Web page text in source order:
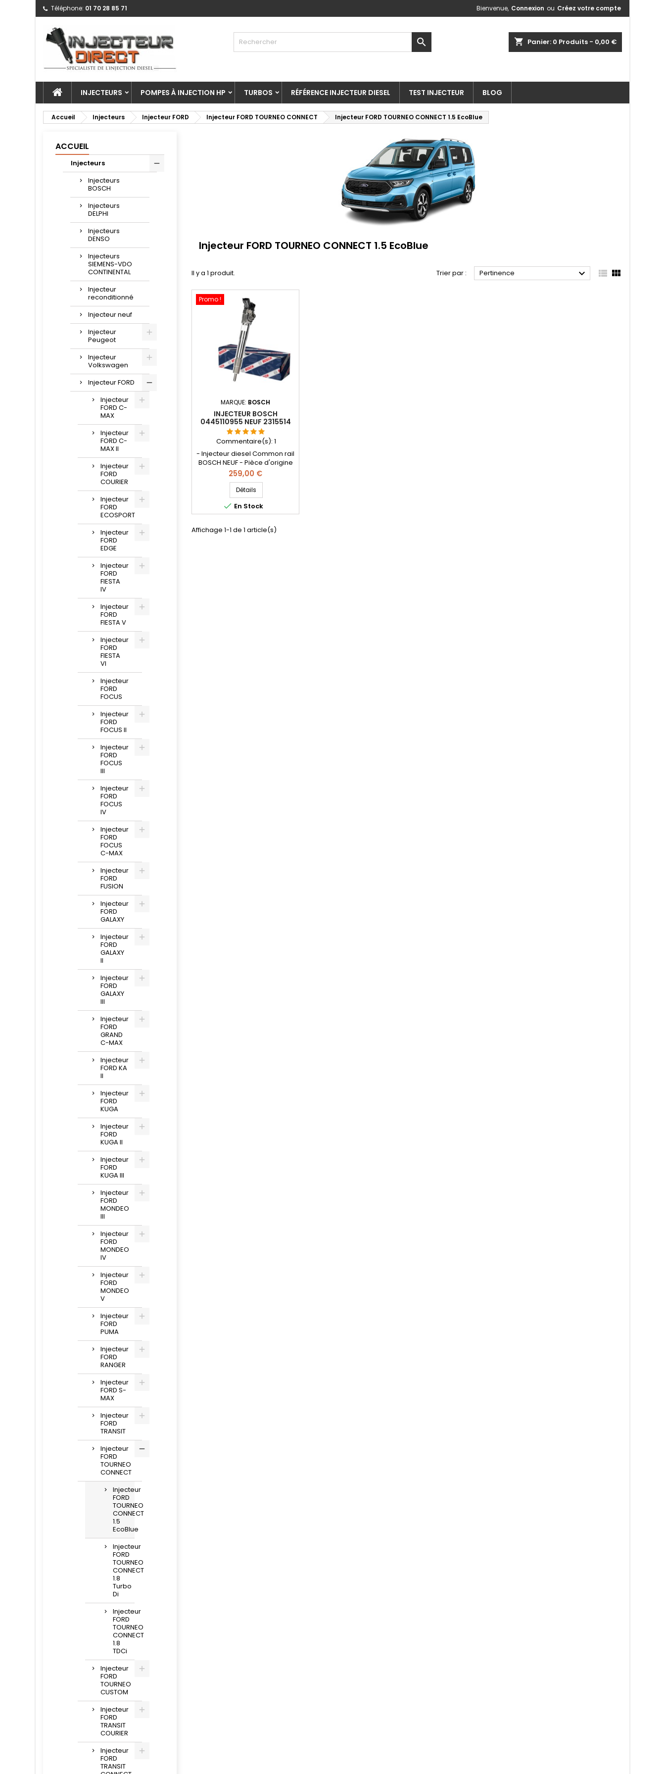
Téléphone: 01 70 28 85 71 Bienvenue, Connexion ou Créez votre compte
shopping_cart Panier: 0 Produits - 0,00 €

INJECTEURS POMPES À INJECTION HP TURBOS RÉFÉRENCE INJECTEUR DIESEL TEST INJECTEUR BLOG
Accueil Injecteurs Injecteur FORD Injecteur FORD TOURNEO CONNECT Injecteur FORD TOURNEO CONNECT 1.5 EcoBlue
ACCUEIL
Injecteurs
Injecteurs
BOSCH
Injecteurs
DELPHI
Injecteurs
DENSO
Injecteurs
SIEMENS-VDO
CONTINENTAL
Injecteur
reconditionné
Injecteur neuf
Injecteur
Peugeot
Injecteur
Volkswagen
Injecteur FORD
Injecteur
FORD C-
MAX
Injecteur
FORD C-
MAX II
Injecteur
FORD
COURIER
Injecteur
FORD
ECOSPORT
Injecteur
FORD
EDGE
Injecteur
FORD
FIESTA
IV
Injecteur
FORD
FIESTA V
Injecteur
FORD
FIESTA
VI
Injecteur
FORD
FOCUS
Injecteur
FORD
FOCUS II
Injecteur
FORD
FOCUS
III
Injecteur
FORD
FOCUS
IV
Injecteur
FORD
FOCUS
C-MAX
Injecteur
FORD
FUSION
Injecteur
FORD
GALAXY
Injecteur
FORD
GALAXY
II
Injecteur
FORD
GALAXY
III
Injecteur
FORD
GRAND
C-MAX
Injecteur
FORD KA
II
Injecteur
FORD
KUGA
Injecteur
FORD
KUGA II
Injecteur
FORD
KUGA III
Injecteur
FORD
MONDEO
III
Injecteur
FORD
MONDEO
IV
Injecteur
FORD
MONDEO
V
Injecteur
FORD
PUMA
Injecteur
FORD
RANGER
Injecteur
FORD S-
MAX
Injecteur
FORD
TRANSIT
Injecteur
FORD
TOURNEO
CONNECT
Injecteur
FORD
TOURNEO
CONNECT
1.5
EcoBlue
Injecteur
FORD
TOURNEO
CONNECT
1.8
Turbo
Di
Injecteur
FORD
TOURNEO
CONNECT
1.8
TDCi
Injecteur
FORD
TOURNEO
CUSTOM
Injecteur
FORD
TRANSIT
COURIER
Injecteur
FORD
TRANSIT
Injecteur FORD TOURNEO CONNECT 1.5 EcoBlue
Il y a 1 produit. Trier par : Pertinence   
Promo !
MARQUE: BOSCH
INJECTEUR BOSCH
0445110955 NEUF 2315514
9828959880
Commentaire(s): 1
- Injecteur diesel Common rail
BOSCH NEUF - Pièce d'origine
- Référence
compatible: 0445110955 ,
0445110954 , 98 289 59880
, 9828959880 , 2315514 , JX6Q-
9F593-AB - Pour motorisations
1.5 BlueHDi
Prix
259,00 €
Détails
 En Stock
Affichage 1-1 de 1 article(s)